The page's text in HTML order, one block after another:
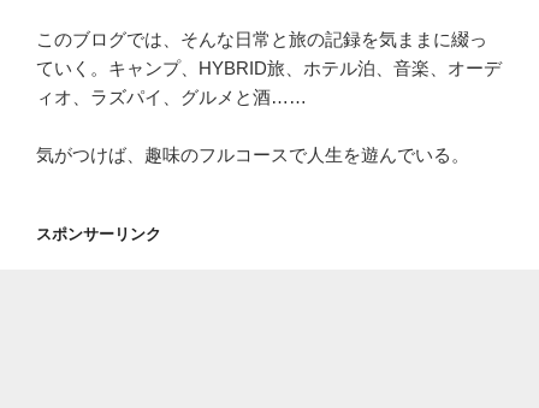
このブログでは、そんな日常と旅の記録を気ままに綴っ
ていく。キャンプ、HYBRID旅、ホテル泊、音楽、オーデ
ィオ、ラズパイ、グルメと酒……
気がつけば、趣味のフルコースで人生を遊んでいる。
スポンサーリンク